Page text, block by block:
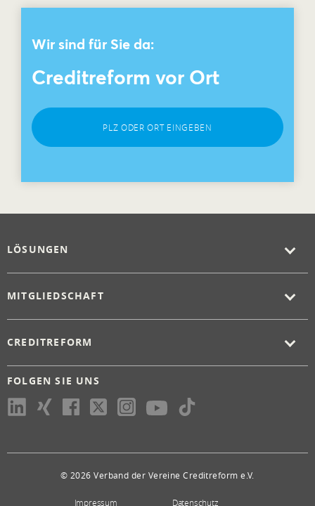
Wir sind für Sie da:
Creditreform vor Ort
PLZ ODER ORT EINGEBEN
LÖSUNGEN
MITGLIEDSCHAFT
CREDITREFORM
FOLGEN SIE UNS
© 2026 Verband der Vereine Creditreform e.V.
Impressum Datenschutz